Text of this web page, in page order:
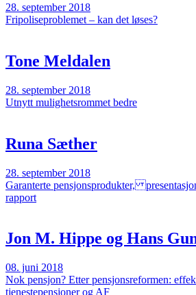
28. september 2018
Fripoliseproblemet – kan det løses?
Tone Meldalen
28. september 2018
Utnytt mulighetsrommet bedre
Runa Sæther
28. september 2018
Garanterte pensjonsprodukter,
rapport
Jon M. Hippe og Hans
08. juni 2018
Nok pensjon? Etter pensjonsreformen:
tjenestepensjoner og AF